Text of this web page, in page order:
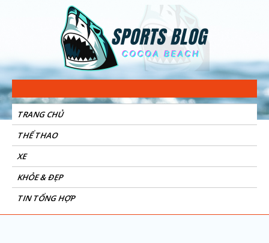
Sports Blog
Cocoa Beach
TRANG CHỦ
THỂ THAO
XE
KHỎE & ĐẸP
TIN TỔNG HỢP